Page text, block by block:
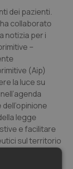
dei pazienti.
ha collaborato
notizia per i
–
(Aip)
la luce su
legge
e facilitare
sul territorio
delle